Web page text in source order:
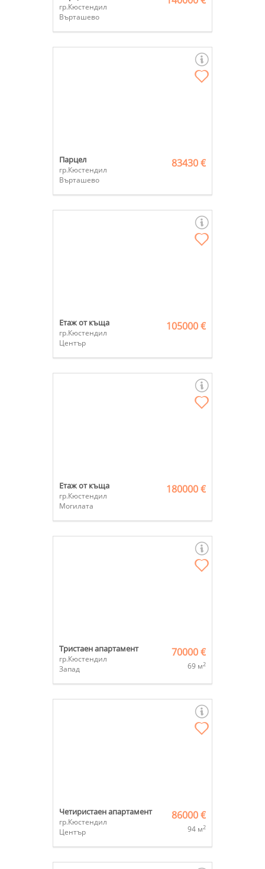
гр.Кюстендил
Върташево
Парцел
гр.Кюстендил
Върташево
83430 €
Етаж от къща
гр.Кюстендил
Център
105000 €
Етаж от къща
гр.Кюстендил
Могилата
180000 €
Тристаен апартамент
гр.Кюстендил
Запад
70000 €
69 м2
Четиристаен апартамент
гр.Кюстендил
Център
86000 €
94 м2